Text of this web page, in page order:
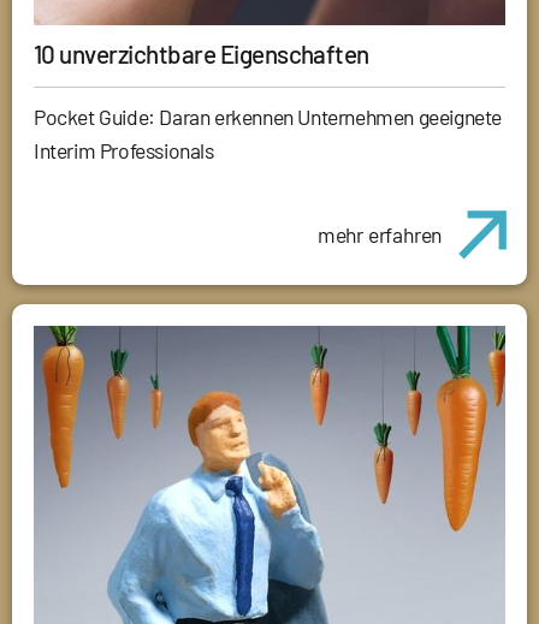
10 unverzichtbare Eigenschaften
Pocket Guide: Daran erkennen Unternehmen geeignete
Interim Professionals
mehr erfahren